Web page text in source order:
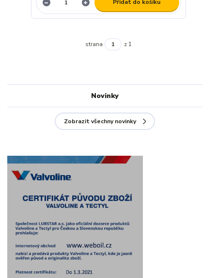
Přidat do košíku
strana z 1
Novinky
Zobrazit všechny novinky